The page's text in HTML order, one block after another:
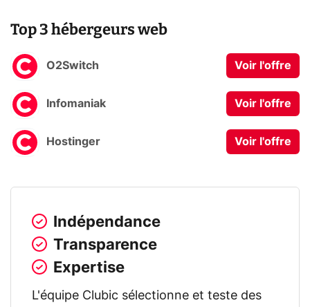
Top 3 hébergeurs web
O2Switch Voir l'offre
Infomaniak Voir l'offre
Hostinger Voir l'offre
Indépendance
Transparence
Expertise
L'équipe Clubic sélectionne et teste des